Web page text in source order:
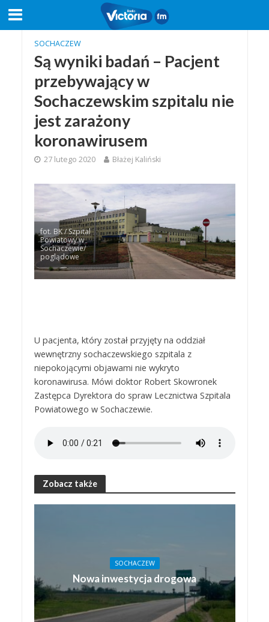
SOCHACZEW
Są wyniki badań – Pacjent
przebywający w
Sochaczewskim szpitalu nie
jest zarażony
koronawirusem
27 lutego 2020 Błażej Kaliński
fot. BK / Szpital
Powiatowy w
Sochaczewie/
poglądowe
U pacjenta, który został przyjęty na oddział
wewnętrzny sochaczewskiego szpitala z
niepokojącymi objawami nie wykryto
koronawirusa. Mówi doktor Robert Skowronek
Zastępca Dyrektora do spraw Lecznictwa Szpitala
Powiatowego w Sochaczewie.
Zobacz także
SOCHACZEW
Nowa inwestycja drogowa